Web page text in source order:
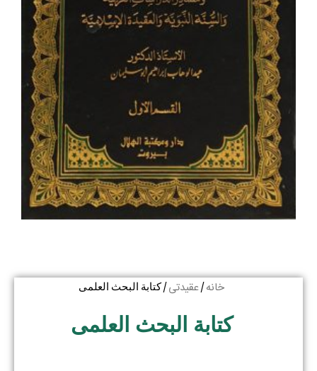
خانه/ عقیدتی/ کتابة البحث العلمی
کتابة البحث العلمی